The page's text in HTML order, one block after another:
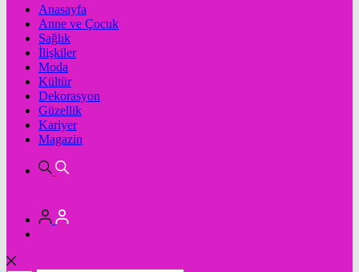
Anasayfa
Anne ve Çocuk
Sağlık
İlişkiler
Moda
Kültür
Dekorasyon
Güzellik
Kariyer
Magazin